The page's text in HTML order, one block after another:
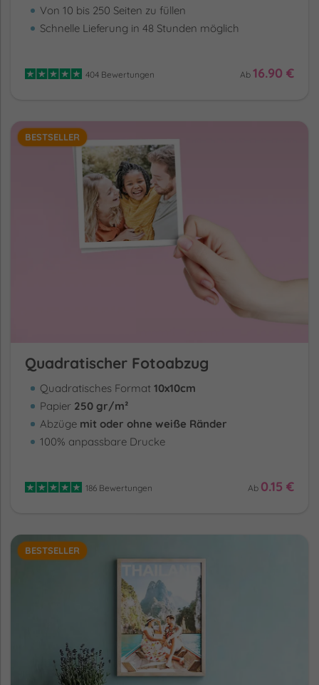
Von 10 bis 250 Seiten zu füllen
Schnelle Lieferung in 48 Stunden möglich
404 Bewertungen Ab 16.90 €
BESTSELLER
Quadratischer Fotoabzug
Quadratisches Format 10x10cm
Papier 250 gr/m²
Abzüge mit oder ohne weiße Ränder
100% anpassbare Drucke
186 Bewertungen Ab 0.15 €
BESTSELLER